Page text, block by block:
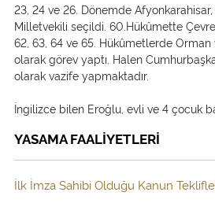
23, 24 ve 26. Dönemde
Milletvekili seçildi. 60.Hükûmette Çevre
62, 63, 64 ve 65. Hükûmetlerde Orman
olarak görev yaptı. Halen
olarak vazife yapmaktadır.
İngilizce bilen Eroğlu, evli ve 4 çocuk
YASAMA FAALİYETLERİ
İlk İmza Sahibi Olduğu Kanun